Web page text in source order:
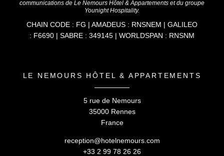
LE NEMOURS HÔTEL & APPARTEMENTS
5 rue de Nemours
35000 Rennes
France
reception@hotelnemours.com
+33 2 99 78 26 26
communications de Le Nemours Hôtel & Appartements et du groupe
Younight Hospitality.
CHAIN CODE : FG | AMADEUS : RNSNEM | GALILEO
: F6690 | SABRE : 349145 | WORLDSPAN : RNSNM